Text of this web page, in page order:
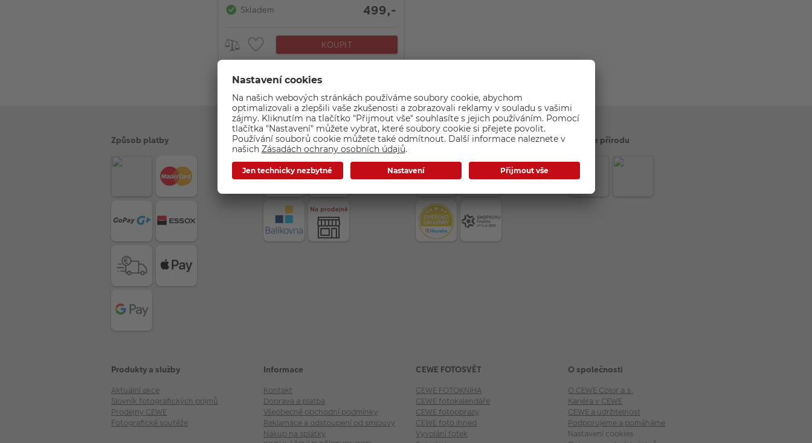
Skladem 499,-
KOUPIT
Způsob platby Způsob doručení Kvalita a bezpečnost Šetříme přírodu
Produkty a služby
Aktuální akce
Slovník fotografických pojmů
Prodejny CEWE
Fotografické soutěže
Informace
Kontakt
Doprava a platba
Všeobecné obchodní podmínky
Reklamace a odstoupení od smlouvy
Nákup na splátky
CEWE FOTOSVĚT
CEWE FOTOKNIHA
CEWE fotokalendáře
CEWE fotoobrazy
CEWE foto ihned
Vyvolání fotek
O společnosti
O CEWE Color a.s.
Kariéra v CEWE
CEWE a udržitelnost
Podporujeme a pomáháme
Nastavení cookies